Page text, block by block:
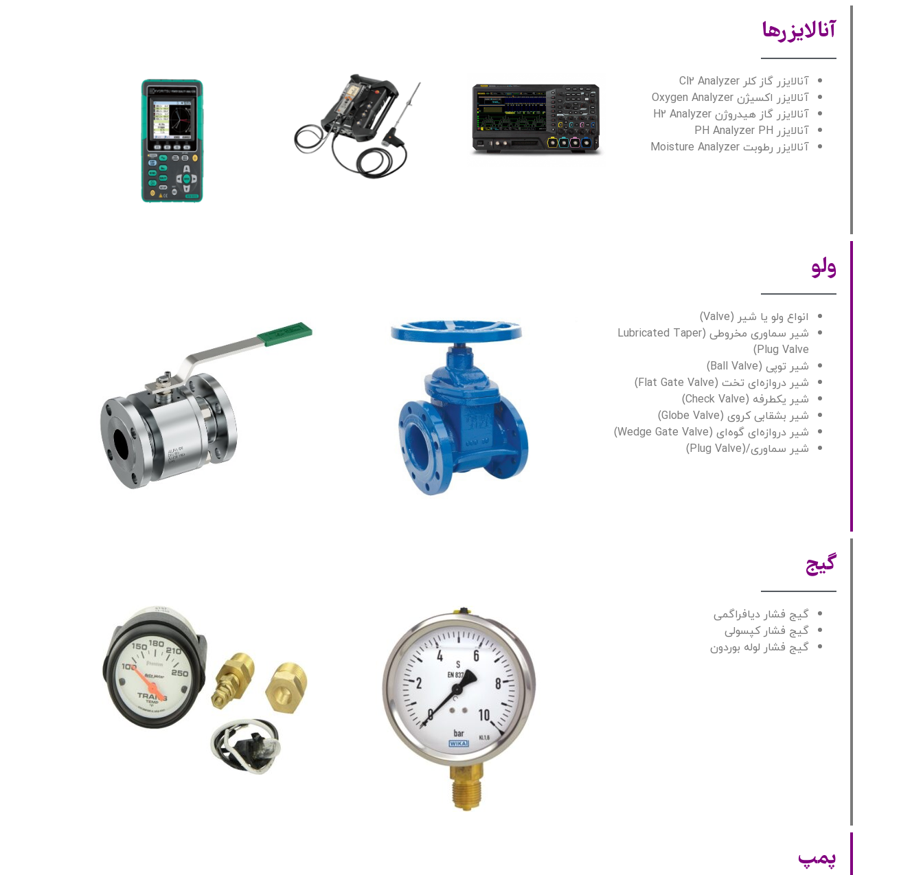
آنالایزرها
آنالایزر گاز کلر Cl2 Analyzer
آنالایزر اکسیژن Oxygen Analyzer
آنالایزر گاز هیدروژن H2 Analyzer
آنالایزر PH Analyzer PH
آنالایزر رطوبت Moisture Analyzer
ولو
انواع ولو یا شیر (Valve)
شیر سماوری مخروطی (Lubricated Taper
Plug Valve)
شیر توپی (Ball Valve)
شیر دروازه‌ای تخت (Flat Gate Valve)
شیر یکطرفه (Check Valve)
شیر بشقابی کروی (Globe Valve)
شیر دروازه‌ای گوه‌ای (Wedge Gate Valve)
شیر سماوری/(Plug Valve)
گیج
گیج فشار دیافراگمی
گیج فشار کپسولی
گیج فشار لوله بوردون
پمپ